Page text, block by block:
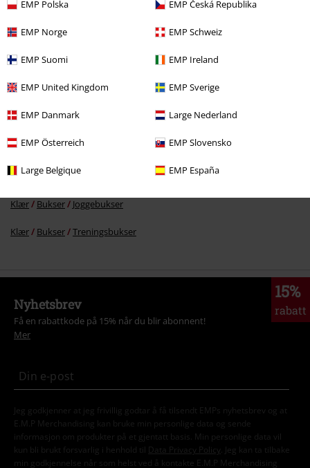
EMP Polska EMP Česká Republika
EMP Norge EMP Schweiz
EMP Suomi EMP Ireland
EMP United Kingdom EMP Sverige
EMP Danmark Large Nederland
EMP Österreich EMP Slovensko
Large Belgique EMP España
Salg % Klær Bukser & Shorts Treningsbukse
Filmer og TV Filmer og TV Sesam stasjon Klær
Klær Bukser Lange bukser
Klær Bukser Joggebukser
Klær Bukser Treningsbukser
15%
rabatt
Nyhetsbrev
Få en rabattkode på 15% når du blir abonnent!
Mer
Jeg godkjenner at jeg frivillig godtar å få tilsendt EMPs nyhetsbrev og at
E.M.P Merchandising kan bruke min personlige data og sende
informasjon om produkter på et gjentatt basis. Min personlige data vil
kun bli brukt forsvarlig i henhold til
Data Privacy Policy
. Jeg kan ta tilbake
min godkjennelse når som helst ved å kontakte E.M.P Merchandising